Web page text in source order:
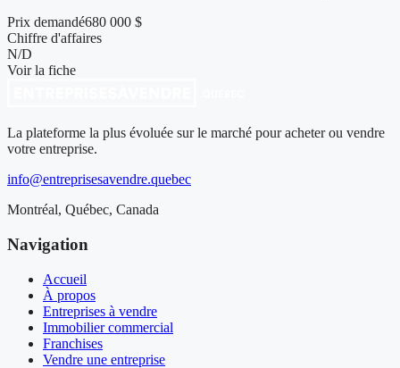
Prix demandé680 000 $
Chiffre d'affaires
N/D
Voir la fiche
La plateforme la plus évoluée sur le marché pour acheter ou vendre
votre entreprise.
info@entreprisesavendre.quebec
Montréal, Québec, Canada
Navigation
Accueil
À propos
Entreprises à vendre
Immobilier commercial
Franchises
Vendre une entreprise